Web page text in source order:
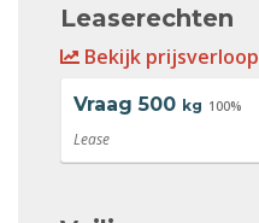
Leaserechten
Bekijk prijsverloop
Vraag 500 kg 100%
Lease